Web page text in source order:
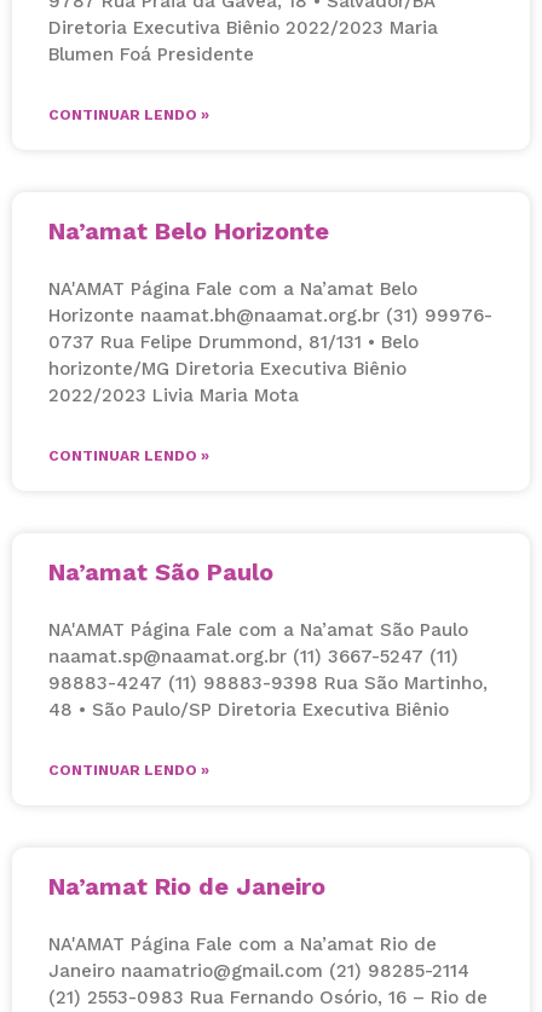
Diretoria Executiva Biênio 2022/2023 Maria
Blumen Foá Presidente
CONTINUAR LENDO »
Na’amat Belo Horizonte
NA'AMAT Página Fale com a Na’amat Belo
Horizonte naamat.bh@naamat.org.br (31) 99976-
0737 Rua Felipe Drummond, 81/131 • Belo
horizonte/MG Diretoria Executiva Biênio
2022/2023 Livia Maria Mota
CONTINUAR LENDO »
Na’amat São Paulo
NA'AMAT Página Fale com a Na’amat São Paulo
naamat.sp@naamat.org.br (11) 3667-5247 (11)
98883-4247 (11) 98883-9398 Rua São Martinho,
48 • São Paulo/SP Diretoria Executiva Biênio
CONTINUAR LENDO »
Na’amat Rio de Janeiro
NA'AMAT Página Fale com a Na’amat Rio de
Janeiro naamatrio@gmail.com (21) 98285-2114
(21) 2553-0983 Rua Fernando Osório, 16 – Rio de